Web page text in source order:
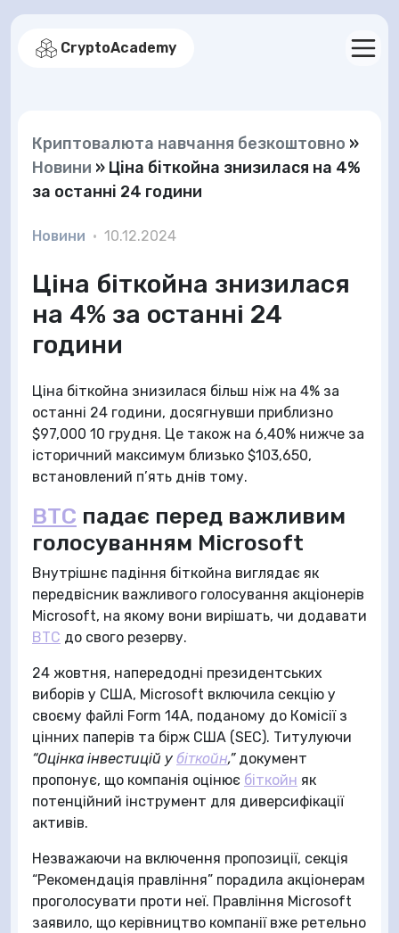
CryptoAcademy
Криптовалюта навчання безкоштовно »
Новини » Ціна біткойна знизилася на 4%
за останні 24 години
Новини • 10.12.2024
Ціна біткойна знизилася
на 4% за останні 24
години
Ціна біткойна знизилася більш ніж на 4% за
останні 24 години, досягнувши приблизно
$97,000 10 грудня. Це також на 6,40% нижче за
історичний максимум близько $103,650,
встановлений п’ять днів тому.
BTC падає перед важливим
голосуванням Microsoft
Внутрішнє падіння біткойна виглядає як
передвісник важливого голосування акціонерів
Microsoft, на якому вони вирішать, чи додавати
BTC до свого резерву.
24 жовтня, напередодні президентських
виборів у США, Microsoft включила секцію у
своєму файлі Form 14A, поданому до Комісії з
цінних паперів та бірж США (SEC). Титулуючи
“Оцінка інвестицій у біткойн,”документ
пропонує, що компанія оцінює біткойн як
потенційний інструмент для диверсифікації
активів.
Незважаючи на включення пропозиції, секція
“Рекомендація правління” порадила акціонерам
проголосувати проти неї. Правління Microsoft
заявило, що керівництво компанії вже ретельно